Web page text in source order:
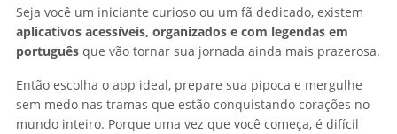
Seja você um iniciante curioso ou um fã dedicado, existem
aplicativos acessíveis, organizados e com legendas em
português que vão tornar sua jornada ainda mais prazerosa.
Então escolha o app ideal, prepare sua pipoca e mergulhe
sem medo nas tramas que estão conquistando corações no
mundo inteiro. Porque uma vez que você começa, é difícil